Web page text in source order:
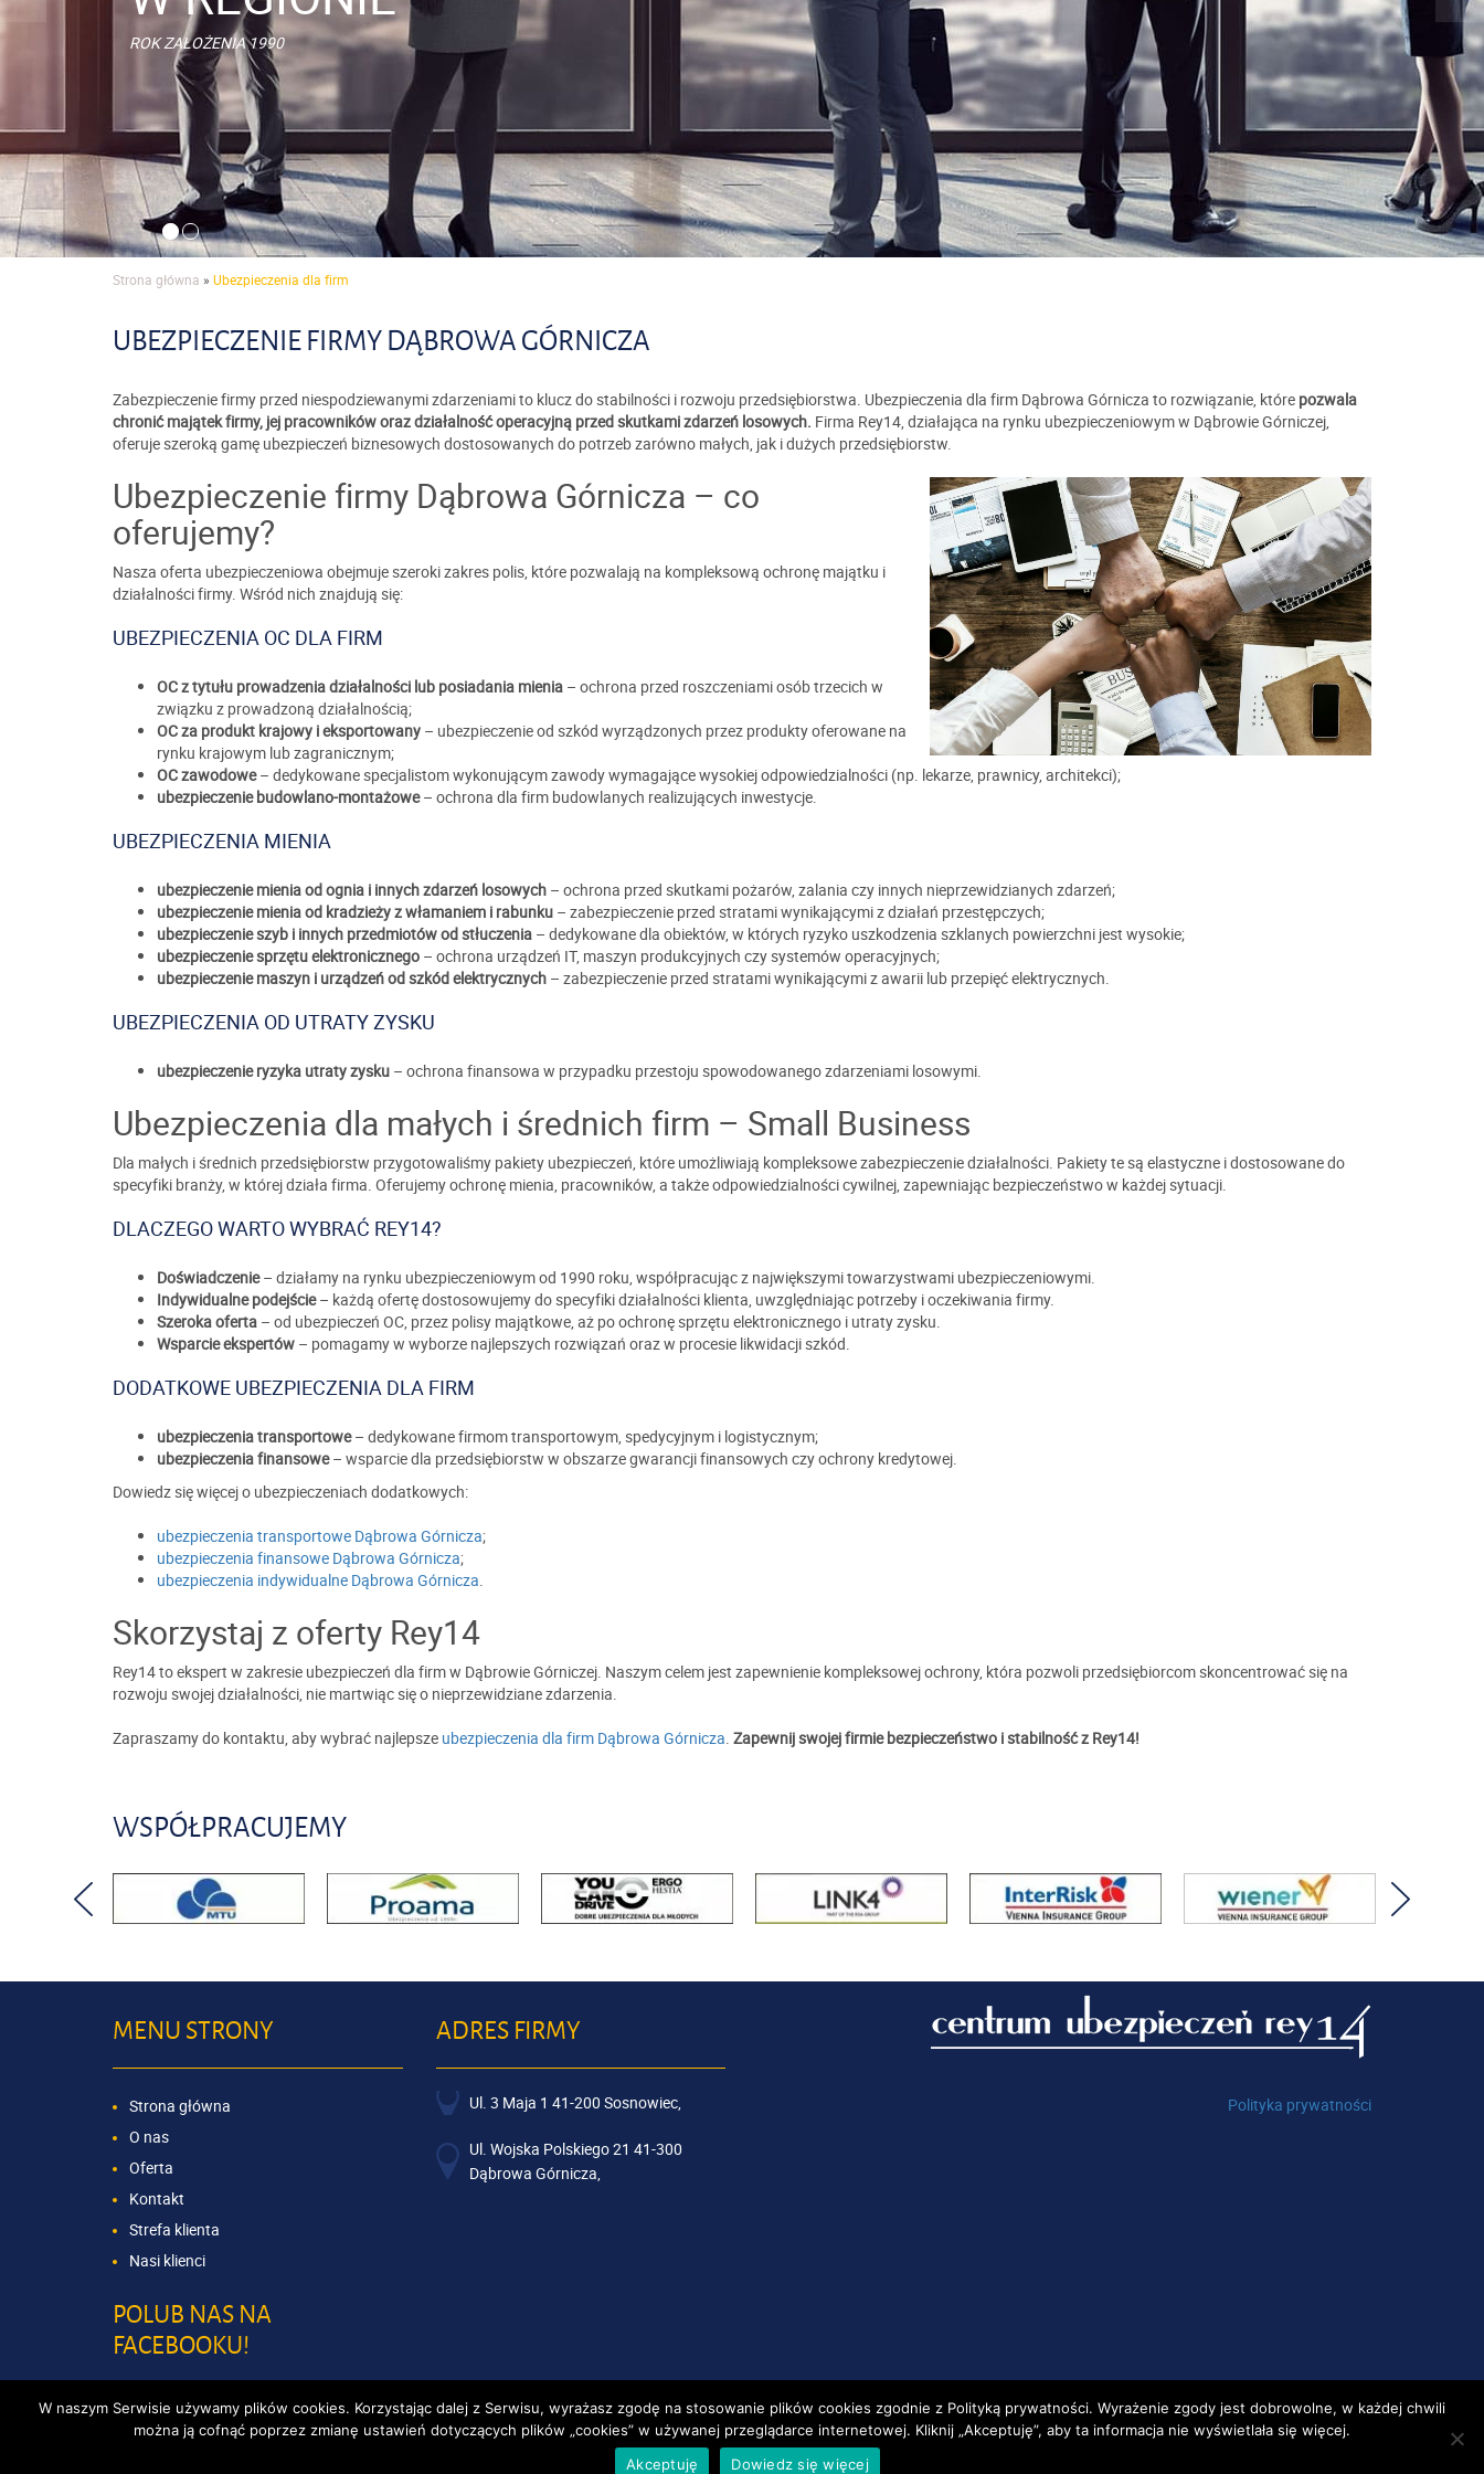
Nasz
(32)
Strona główna » Ubezpieczenia dla firm
UBEZPIECZENIE FIRMY DĄBROWA GÓRNICZA
Zabezpieczenie firmy przed niespodziewanymi zdarzeniami to klucz do stabilności i rozwoju przedsiębiorstwa. Ubezpieczenia dla firm Dąbrowa Górnicza to rozwiązanie, które pozwala
chronić majątek firmy, jej pracowników oraz działalność operacyjną przed skutkami zdarzeń losowych. Firma Rey14, działająca na rynku ubezpieczeniowym w Dąbrowie Górniczej,
oferuje szeroką gamę ubezpieczeń biznesowych dostosowanych do potrzeb zarówno małych, jak i dużych przedsiębiorstw.
Ubezpieczenie firmy Dąbrowa Górnicza – co
oferujemy?
Nasza oferta ubezpieczeniowa obejmuje szeroki zakres polis, które pozwalają na kompleksową ochronę majątku i
działalności firmy. Wśród nich znajdują się:
UBEZPIECZENIA OC DLA FIRM
OC z tytułu prowadzenia działalności lub posiadania mienia – ochrona przed roszczeniami osób trzecich w
związku z prowadzoną działalnością;
OC za produkt krajowy i eksportowany – ubezpieczenie od szkód wyrządzonych przez produkty oferowane na
rynku krajowym lub zagranicznym;
OC zawodowe– dedykowane specjalistom wykonującym zawody wymagające wysokiej odpowiedzialności (np. lekarze, prawnicy, architekci);
ubezpieczenie budowlano-montażowe– ochrona dla firm budowlanych realizujących inwestycje.
UBEZPIECZENIA MIENIA
ubezpieczenie mienia od ognia i innych zdarzeń losowych – ochrona przed skutkami pożarów, zalania czy innych nieprzewidzianych zdarzeń;
ubezpieczenie mienia od kradzieży z włamaniem i rabunku – zabezpieczenie przed stratami wynikającymi z działań przestępczych;
ubezpieczenie szyb i innych przedmiotów od stłuczenia – dedykowane dla obiektów, w których ryzyko uszkodzenia szklanych powierzchni jest wysokie;
ubezpieczenie sprzętu elektronicznego – ochrona urządzeń IT, maszyn produkcyjnych czy systemów operacyjnych;
ubezpieczenie maszyn i urządzeń od szkód elektrycznych – zabezpieczenie przed stratami wynikającymi z awarii lub przepięć elektrycznych.
UBEZPIECZENIA OD UTRATY ZYSKU
ubezpieczenie ryzyka utraty zysku – ochrona finansowa w przypadku przestoju spowodowanego zdarzeniami losowymi.
Ubezpieczenia dla małych i średnich firm – Small Business
Dla małych i średnich przedsiębiorstw przygotowaliśmy pakiety ubezpieczeń, które umożliwiają kompleksowe zabezpieczenie działalności. Pakiety te są elastyczne i dostosowane do
specyfiki branży, w której działa firma. Oferujemy ochronę mienia, pracowników, a także odpowiedzialności cywilnej, zapewniając bezpieczeństwo w każdej sytuacji.
DLACZEGO WARTO WYBRAĆ REY14?
Doświadczenie– działamy na rynku ubezpieczeniowym od 1990 roku, współpracując z największymi towarzystwami ubezpieczeniowymi.
Indywidualne podejście– każdą ofertę dostosowujemy do specyfiki działalności klienta, uwzględniając potrzeby i oczekiwania firmy.
Szeroka oferta – od ubezpieczeń OC, przez polisy majątkowe, aż po ochronę sprzętu elektronicznego i utraty zysku.
Wsparcie ekspertów – pomagamy w wyborze najlepszych rozwiązań oraz w procesie likwidacji szkód.
DODATKOWE UBEZPIECZENIA DLA FIRM
ubezpieczenia transportowe– dedykowane firmom transportowym, spedycyjnym i logistycznym;
ubezpieczenia finansowe– wsparcie dla przedsiębiorstw w obszarze gwarancji finansowych czy ochrony kredytowej.
Dowiedz się więcej o ubezpieczeniach dodatkowych:
ubezpieczenia transportowe Dąbrowa Górnicza;
ubezpieczenia finansowe Dąbrowa Górnicza;
ubezpieczenia indywidualne Dąbrowa Górnicza.
Skorzystaj z oferty Rey14
Rey14 to ekspert w zakresie ubezpieczeń dla firm w Dąbrowie Górniczej. Naszym celem jest zapewnienie kompleksowej ochrony, która pozwoli przedsiębiorcom skoncentrować się na
rozwoju swojej działalności, nie martwiąc się o nieprzewidziane zdarzenia.
Zapraszamy do kontaktu, aby wybrać najlepsze ubezpieczenia dla firm Dąbrowa Górnicza. Zapewnij swojej firmie bezpieczeństwo i stabilność z Rey14!
WSPÓŁPRACUJEMY
MENU STRONY
Strona główna
O nas
Oferta
Kontakt
Strefa klienta
Nasi klienci
POLUB NAS NA
FACEBOOKU!
ADRES FIRMY
Ul. 3 Maja 1 41-200 Sosnowiec,
Ul. Wojska Polskiego 21 41-300
Dąbrowa Górnicza,
Polityka prywatności
W naszym Serwisie używamy plików cookies. Korzystając dalej z Serwisu, wyrażasz zgodę na stosowanie plików cookies zgodnie z Polityką prywatności. Wyrażenie zgody jest dobrowolne, w każdej chwili
można ją cofnąć poprzez zmianę ustawień dotyczących plików „cookies” w używanej przeglądarce internetowej. Kliknij „Akceptuję”, aby ta informacja nie wyświetlała się więcej.
Akceptuję
Dowiedz się więcej